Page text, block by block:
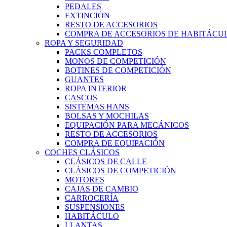
PEDALES
EXTINCIÓN
RESTO DE ACCESORIOS
COMPRA DE ACCESORIOS DE
ROPA Y SEGURIDAD
PACKS COMPLETOS
MONOS DE COMPETICIÓN
BOTINES DE COMPETICIÓN
GUANTES
ROPA INTERIOR
CASCOS
SISTEMAS HANS
BOLSAS Y MOCHILAS
EQUIPACIÓN PARA MECÁNICOS
RESTO DE ACCESORIOS
COMPRA DE EQUIPACIÓN
COCHES CLÁSICOS
CLÁSICOS DE CALLE
CLÁSICOS DE COMPETICIÓN
MOTORES
CAJAS DE CAMBIO
CARROCERÍA
SUSPENSIONES
HABITÁCULO
LLANTAS